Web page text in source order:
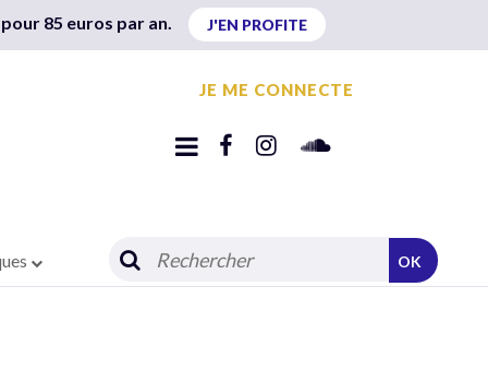
85 euros par an. J'EN PROFITE
JE ME CONNECTE
OK